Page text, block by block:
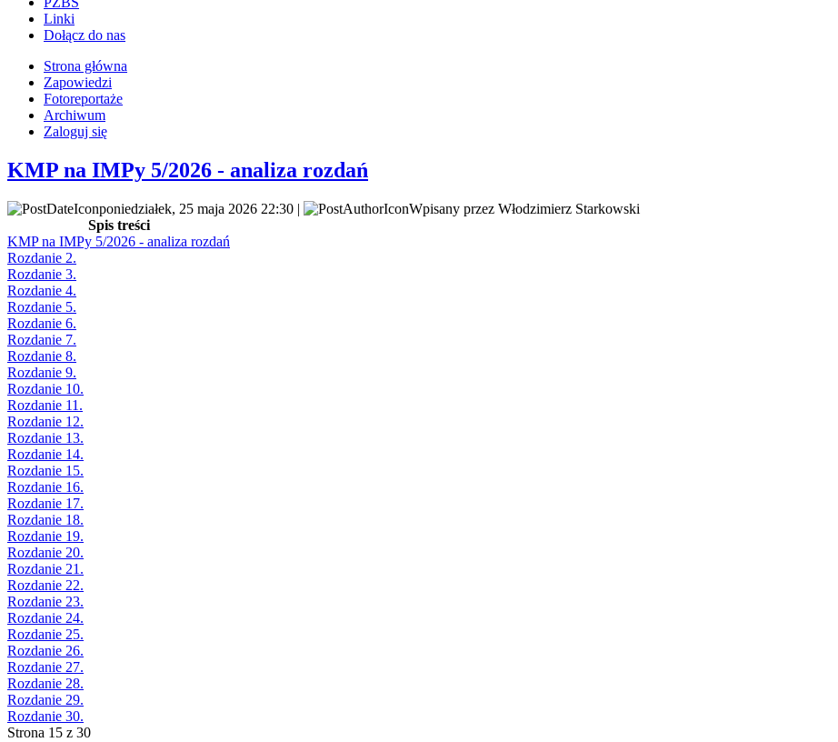
Linki
Dołącz do nas
Strona główna
Zapowiedzi
Fotoreportaże
Archiwum
Zaloguj się
KMP na IMPy 5/2026 - analiza rozdań
poniedziałek, 25 maja 2026 22:30 |
Wpisany przez Włodzimierz Starkowski
Spis treści
KMP na IMPy 5/2026 - analiza rozdań
Rozdanie 2.
Rozdanie 3.
Rozdanie 4.
Rozdanie 5.
Rozdanie 6.
Rozdanie 7.
Rozdanie 8.
Rozdanie 9.
Rozdanie 10.
Rozdanie 11.
Rozdanie 12.
Rozdanie 13.
Rozdanie 14.
Rozdanie 15.
Rozdanie 16.
Rozdanie 17.
Rozdanie 18.
Rozdanie 19.
Rozdanie 20.
Rozdanie 21.
Rozdanie 22.
Rozdanie 23.
Rozdanie 24.
Rozdanie 25.
Rozdanie 26.
Rozdanie 27.
Rozdanie 28.
Rozdanie 29.
Rozdanie 30.
Strona 15 z 30